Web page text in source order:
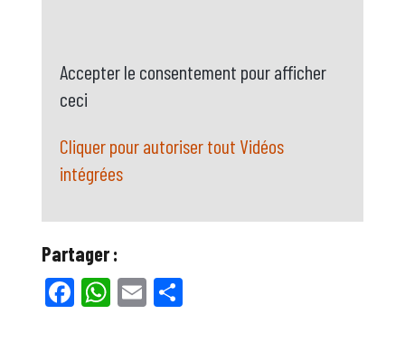
Accepter le consentement pour afficher
ceci
Cliquer pour autoriser tout Vidéos
intégrées
Partager :
Facebook
WhatsApp
Email